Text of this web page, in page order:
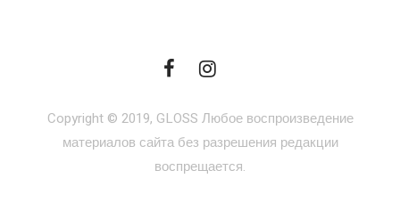
Copyright © 2019, GLOSS Любое воспроизведение
материалов сайта без разрешения редакции
воспрещается.